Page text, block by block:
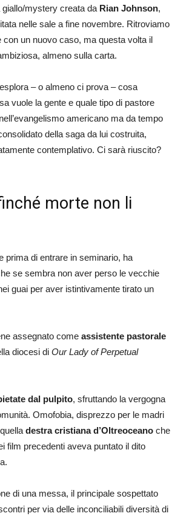
mystery creata da Rian Johnson,
nelle sale a fine novembre. Ritroviamo
con un nuovo caso, ma questa volta il
almeno sulla carta.
– o almeno ci prova – cosa
vuole la gente e quale tipo di pastore
americano ma da tempo
della saga da lui costruita,
contemplativo. Ci sarà riuscito?
morte non li
prima di entrare in seminario, ha
se sembra non aver perso le vecchie
guai per aver istintivamente tirato un
assegnato come assistente pastorale
diocesi di Our Lady of Perpetual
dal pulpito, sfruttando la vergogna
Omofobia, disprezzo per le madri
destra cristiana d’Oltreoceano che
film precedenti aveva puntato il dito
di una messa, il principale sospettato
per via delle inconciliabili diversità di